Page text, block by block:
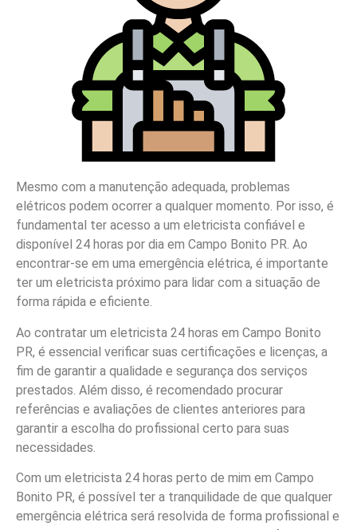
Mesmo com a manutenção adequada, problemas
elétricos podem ocorrer a qualquer momento. Por isso, é
fundamental ter acesso a um eletricista confiável e
disponível 24 horas por dia em Campo Bonito PR. Ao
encontrar-se em uma emergência elétrica, é importante
ter um eletricista próximo para lidar com a situação de
forma rápida e eficiente.
Ao contratar um eletricista 24 horas em Campo Bonito
PR, é essencial verificar suas certificações e licenças, a
fim de garantir a qualidade e segurança dos serviços
prestados. Além disso, é recomendado procurar
referências e avaliações de clientes anteriores para
garantir a escolha do profissional certo para suas
necessidades.
Com um eletricista 24 horas perto de mim em Campo
Bonito PR, é possível ter a tranquilidade de que qualquer
emergência elétrica será resolvida de forma profissional e